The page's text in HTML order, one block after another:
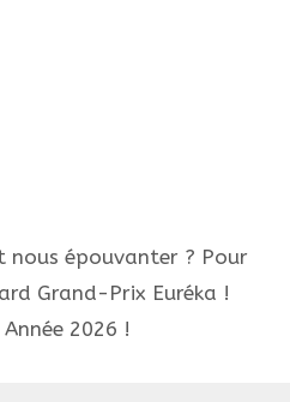
nous épouvanter ? Pour
Grand-Prix Euréka !
2026 !